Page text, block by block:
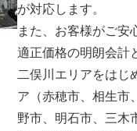
が対応します。
また、お客様がご安
適正価格の明朗会計
二俣川エリアをはじ
ア（赤穂市、相生市
野市、明石市、三木